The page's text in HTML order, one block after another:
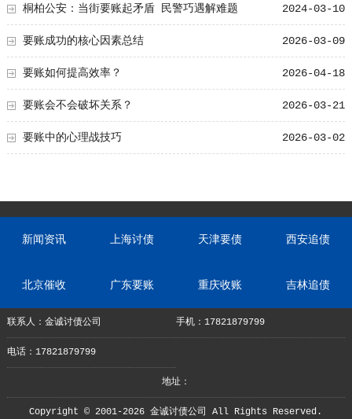
2024-03-10
桐柏公安：当街要账起矛盾 民警巧遇解难题
2026-03-09
要账成功的核心因素总结
2026-04-18
要账如何提高效率？
2026-03-21
要账会不会破坏关系？
2026-03-02
要账中的心理战技巧
新闻资讯 上海讨债 天津要债 西安追债
北京催收 广东要账 重庆收账 吉林追债
联系人：金诚讨债公司 手机：17821879799
电话：17821879799
地址：
Copyright © 2001-2026 金诚讨债公司 All Rights Reserved.